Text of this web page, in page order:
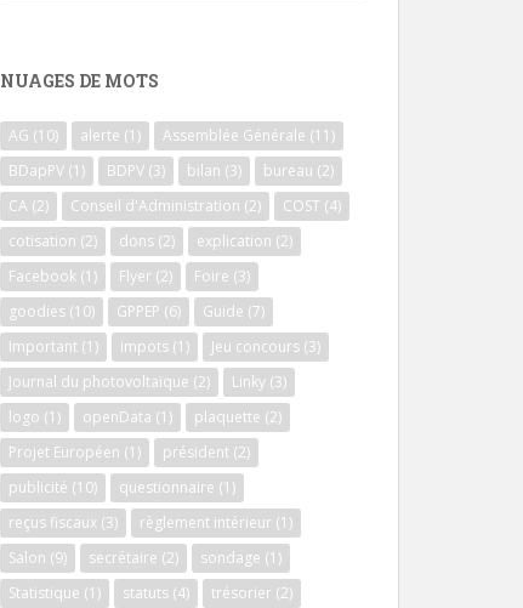
NUAGES DE MOTS
AG (10) alerte (1) Assemblée Générale (11)
BDapPV (1) BDPV (3) bilan (3) bureau (2)
CA (2) Conseil d'Administration (2) COST (4)
cotisation (2) dons (2) explication (2)
Facebook (1) Flyer (2) Foire (3)
goodies (10) GPPEP (6) Guide (7)
Important (1) impots (1) Jeu concours (3)
Journal du photovoltaïque (2) Linky (3)
logo (1) openData (1) plaquette (2)
Projet Européen (1) président (2)
publicité (10) questionnaire (1)
reçus fiscaux (3) règlement intérieur (1)
Salon (9) secrétaire (2) sondage (1)
Statistique (1) statuts (4) trésorier (2)